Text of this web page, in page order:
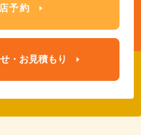
予約
・お見積もり